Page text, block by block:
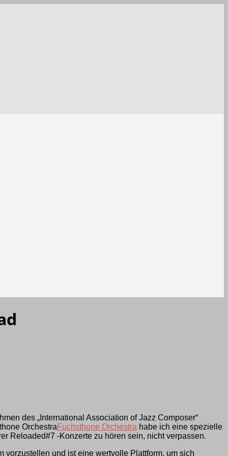
des „International Association of Jazz Composer“
Orchestra Fuchsthone Orchestra habe ich eine spezielle
Reloaded#7 -Konzerte zu hören sein, nicht verpassen.
und ist eine wertvolle Plattform, um sich